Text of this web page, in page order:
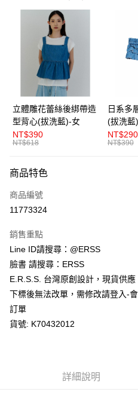
超商取貨付款
LINE Pay
Apple Pay
街口支付
悠遊付
AFTEE先享後付
相關說明
便利好安心！
２．便利：只要手機號碼，簡訊認證，
３．安心：先確認商品／服務後，再付
【「AFTEE先享後付」結帳流程】
１．於結帳方式選擇「AFTEE先享後
結帳頁面，進行簡訊認證並確認金額後
２．訂單成立數日內，您將收到繳費通
ATM／網路銀行／等多元方式進行付款
※ 請注意：結帳手續完成當下不需立
購買商品的店家。未經商家同意取消之
後付繳納相關費用。
※ 交易是否成功請以「AFTEE先享後
１．透過由恩沛科技股份有限公司提
運送方式
全家取貨付款
付款後全家取貨
每筆NT$80，滿NT$1,200(含以上)
每筆NT$80，滿NT$1,200(含以上)
付款後萊爾富取貨
每筆NT$80，滿NT$1,200(含以上)
立體雕花蕾絲後綁帶造
型背心(拔洗藍)-女
NT$390
NT$618
日系多
(拔洗藍)
NT$290
NT$390
商品特色
商品編號
11773324
銷售重點
Line ID請搜尋：@ERSS
臉書 請搜尋：ERSS
E.R.S.S. 台灣原創設計，現貨供應
下標後無法改單，需修改請登入-
訂單
貨號: K70432012
詳細說明